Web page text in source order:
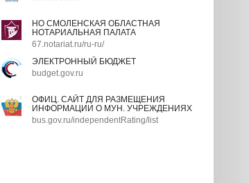
НО СМОЛЕНСКАЯ ОБЛАСТНАЯ
НОТАРИАЛЬНАЯ ПАЛАТА
67.notariat.ru/ru-ru/
ЭЛЕКТРОННЫЙ БЮДЖЕТ
budget.gov.ru
ОФИЦ. САЙТ ДЛЯ РАЗМЕЩЕНИЯ
ИНФОРМАЦИИ О МУН. УЧРЕЖДЕНИЯХ
bus.gov.ru/independentRating/list